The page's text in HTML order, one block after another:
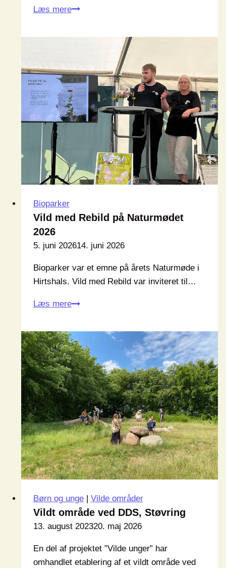
Læs mereSkilte
Bioparker
Vild med Rebild på Naturmødet
2026
5. juni 202614. juni 2026
Bioparker var et emne på årets Naturmøde i
Hirtshals. Vild med Rebild var inviteret til…
Læs mereVild
Rebild
på
Naturmødet
2026
Børn og unge| Vilde områder
Vildt område ved DDS, Støvring
13. august 202320. maj 2026
En del af projektet ”Vilde unger” har
omhandlet etablering af et vildt område ved